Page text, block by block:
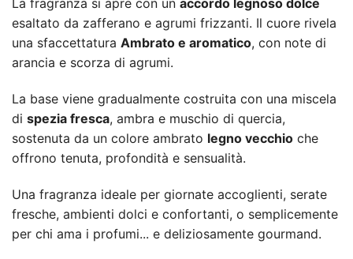
La fragranza si apre con un accordo legnoso dolce
esaltato da zafferano e agrumi frizzanti. Il cuore rivela
una sfaccettatura Ambrato e aromatico, con note di
arancia e scorza di agrumi.
La base viene gradualmente costruita con una miscela
di spezia fresca, ambra e muschio di quercia,
sostenuta da un colore ambrato legno vecchio che
offrono tenuta, profondità e sensualità.
Una fragranza ideale per giornate accoglienti, serate
fresche, ambienti dolci e confortanti, o semplicemente
per chi ama i profumi... e deliziosamente gourmand.